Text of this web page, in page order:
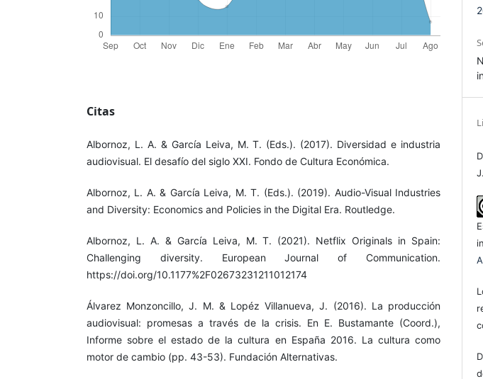
Citas
Albornoz, L. A. & García Leiva, M. T. (Eds.). (2017). Diversidad e industria
audiovisual. El desafío del siglo XXI. Fondo de Cultura Económica.
Albornoz, L. A. & García Leiva, M. T. (Eds.). (2019). Audio-Visual Industries
and Diversity: Economics and Policies in the Digital Era. Routledge.
Albornoz, L. A. & García Leiva, M. T. (2021). Netflix Originals in Spain:
Challenging diversity. European Journal of Communication.
https://doi.org/10.1177%2F02673231211012174
Álvarez Monzoncillo, J. M. & Lopéz Villanueva, J. (2016). La producción
audiovisual: promesas a través de la crisis. En E. Bustamante (Coord.),
Informe sobre el estado de la cultura en España 2016. La cultura como
motor de cambio (pp. 43-53). Fundación Alternativas.